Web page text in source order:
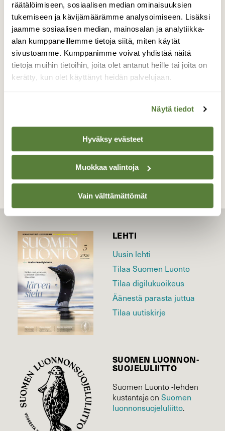
räätälöimiseen, sosiaalisen median ominaisuuksien
tukemiseen ja kävijämäärämme analysoimiseen. Lisäksi
jaamme sosiaalisen median, mainosalan ja analytiikka-
alan kumppaneillemme tietoja siitä, miten käytät
sivustoamme. Kumppanimme voivat yhdistää näitä
tietoja muihin tietoihin, joita olet antanut heille tai joita on
kerätty, kun olet käyttänyt heidän palvelujaan.
Näytä tiedot
Hyväksy evästeet
Muokkaa valintoja
Vain välttämättömät
Nuori lokki
Pärskyttelee helle uinnilla.
TAKAISIN LISTAAN
LEHTI
Uusin lehti
Tilaa Suomen Luonto
Tilaa digilukuoikeus
Äänestä parasta juttua
Tilaa uutiskirje
SUOMEN LUONNON­
SUOJELU­LIITTO
Suomen Luonto -lehden
kustantaja onSuomen
luonnonsuojelu­liitto.